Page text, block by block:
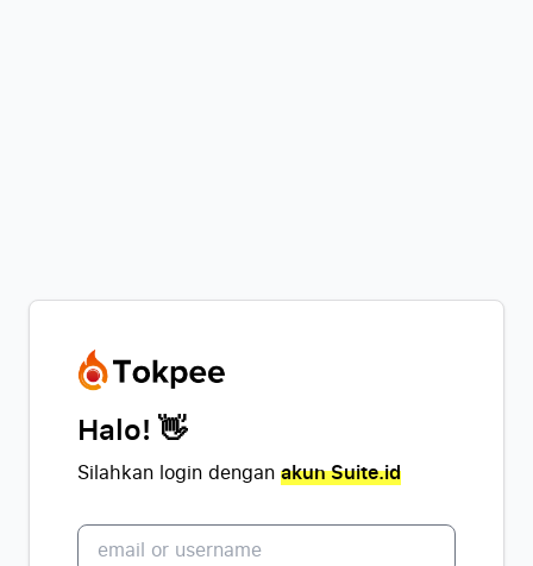
Halo! 👋
Silahkan login dengan akun Suite.id